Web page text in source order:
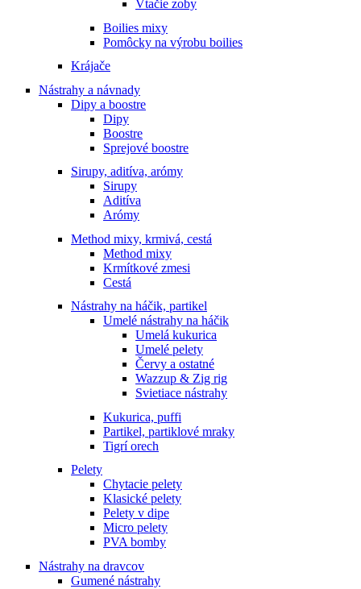
Vtačie zoby
Boilies mixy
Pomôcky na výrobu boilies
Krájače
Nástrahy a návnady
Dipy a boostre
Dipy
Boostre
Sprejové boostre
Sirupy, aditíva, arómy
Sirupy
Aditíva
Arómy
Method mixy, krmivá, cestá
Method mixy
Krmítkové zmesi
Cestá
Nástrahy na háčik, partikel
Umelé nástrahy na háčik
Umelá kukurica
Umelé pelety
Červy a ostatné
Wazzup & Zig rig
Svietiace nástrahy
Kukurica, puffi
Partikel, partiklové mraky
Tigrí orech
Pelety
Chytacie pelety
Klasické pelety
Pelety v dipe
Micro pelety
PVA bomby
Nástrahy na dravcov
Gumené nástrahy